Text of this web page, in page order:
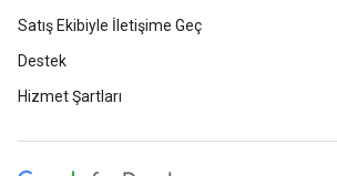
Satış Ekibiyle İletişime Geç
Destek
Hizmet Şartları